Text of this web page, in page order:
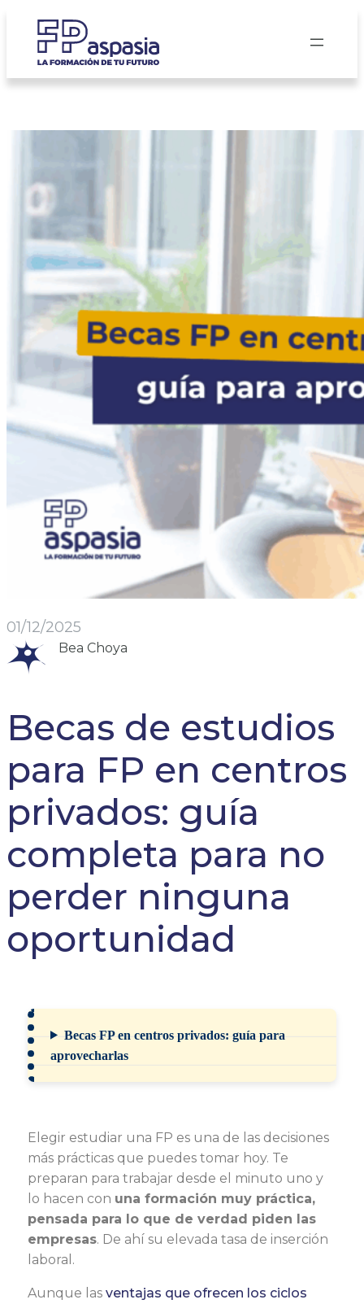
01/12/2025
Bea Choya
Becas de estudios
para FP en centros
privados: guía
completa para no
perder ninguna
oportunidad
Becas FP en centros privados: guía para
aprovecharlas
Elegir estudiar una FP es una de las decisiones
más prácticas que puedes tomar hoy. Te
preparan para trabajar desde el minuto uno y
lo hacen con una formación muy práctica,
pensada para lo que de verdad piden las
empresas. De ahí su elevada tasa de inserción
laboral.
Aunque las ventajas que ofrecen los ciclos